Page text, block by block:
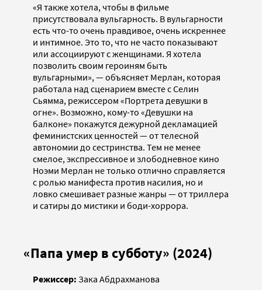
«Я также хотела, чтобы в фильме
присутствовала вульгарность. В вульгарности
есть что-то очень правдивое, очень искреннее
и интимное. Это то, что не часто показывают
или ассоциируют с женщинами. Я хотела
позволить своим героиням быть
вульгарными», — объясняет Мерлан, которая
работала над сценарием вместе с Селин
Сьямма, режиссером «Портрета девушки в
огне». Возможно, кому-то «Девушки на
балконе» покажутся дежурной декламацией
феминистских ценностей — от телесной
автономии до сестринства. Тем не менее
смелое, экспрессивное и злободневное кино
Ноэми Мерлан не только отлично справляется
с ролью манифеста против насилия, но и
ловко смешивает разные жанры — от триллера
и сатиры до мистики и боди-хоррора.
«Папа умер в субботу» (2024)
Режиссер: Зака Абдрахманова